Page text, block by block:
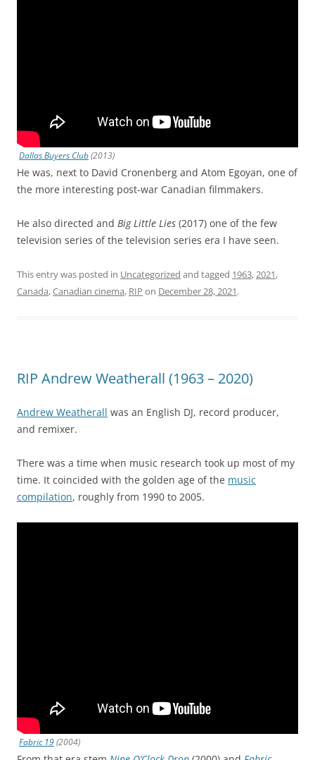
Dallas Buyers Club(2013)
He was, next to David Cronenberg and Atom Egoyan, one of
the more interesting post-war Canadian filmmakers.
He also directed and Big Little Lies (2017) one of the few
television series of the television series era I have seen.
This entry was posted in Uncategorized and tagged 1963,2021,
Canada,Canadian cinema, RIP on December 28, 2021.
RIP Andrew Weatherall (1963 – 2020)
Andrew Weatherall was an English DJ, record producer,
and remixer.
There was a time when music research took up most of my
time. It coincided with the golden age of the music
compilation, roughly from 1990 to 2005.
Fabric 19(2004)